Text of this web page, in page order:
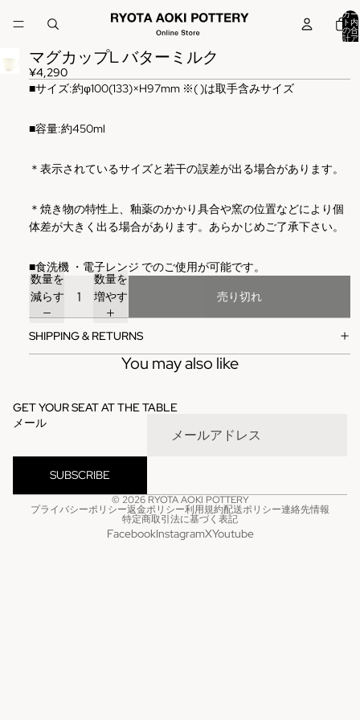
カー
ト内
の合
計ア
マグカップL バターミルク
¥4,290
■サイズ:約φ100(133)×H97mm ※( )は取手含みサイズ
■容量:約450ml
＊表示されているサイズと若干の誤差が出る場合があります。
＊焼き物の特性上、釉薬のかかり具合や窯の位置などにより個
体差が大きく出る場合があります。あらかじめご了承下さい。
■食洗機 ・電子レンジ でのご使用が可能です。
数量を
減らす
数量を
増やす
売り切れ
SHIPPING & RETURNS
You may also like
GET YOUR SEAT AT THE TABLE
メール
SUBSCRIBE
© 2026 RYOTA AOKI POTTERY
プライバシーポリシー返金ポリシー利用規約配送ポリシー連絡先情報
特定商取引法に基づく表記
FacebookInstagramXYoutube